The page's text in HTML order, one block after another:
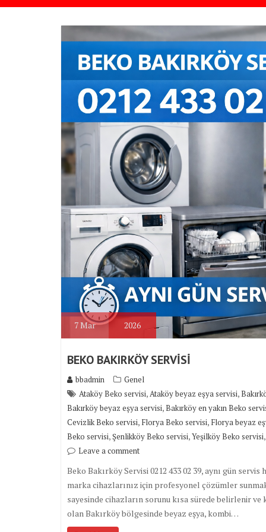
7Mar 2026
BEKO BAKIRKÖY SERVİSİ
bbadmin
Genel
Ataköy Beko servisi,Ataköy beyaz eşya servisi,
Bakırköy beyaz eşya servisi,Bakırköy en yakın Beko
Cevizlik Beko servisi, Florya Beko servisi, Florya beyaz
Beko servisi,Şenlikköy Beko servisi,Yeşilköy Beko servisi,
Leave a comment
Beko Bakırköy Servisi 0212 433 02 39, aynı gün
marka cihazlarınız için profesyonel çözümler
sayesinde cihazların sorunu kısa sürede belirlenir
olan Bakırköy bölgesinde beyaz eşya, kombi…